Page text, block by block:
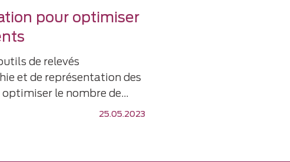
pour optimiser
25.05.2023
de relevés
et de représentation des
le nombre de…